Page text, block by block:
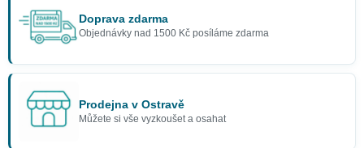
Doprava zdarma
Objednávky nad 1500 Kč posíláme zdarma
Prodejna v Ostravě
Můžete si vše vyzkoušet a osahat